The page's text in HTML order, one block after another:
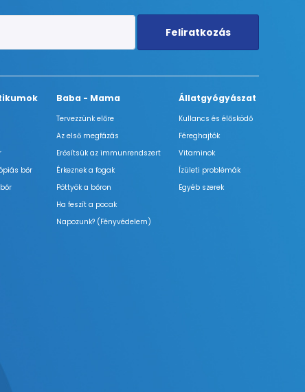
Feliratkozás
bőr
Baba - Mama
Tervezzünk előre
Az első megfázás
Erősítsük az immunrendszert
Érkeznek a fogak
Pöttyök a bőron
Ha feszít a pocak
Napozunk? (Fényvédelem)
Állatgyógyászat
Kullancs és élősködő
Féreghajtók
Vitaminok
Ízületi problémák
Egyéb szerek